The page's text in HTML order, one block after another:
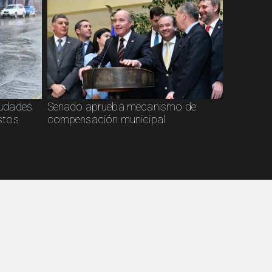
Senado aprueba mecanismo de
compensación municipal